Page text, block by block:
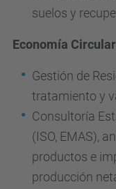
suelos y
Economía
Gestión de
tratamiento y
Consultoría
(ISO, EMAS),
productos e
producción